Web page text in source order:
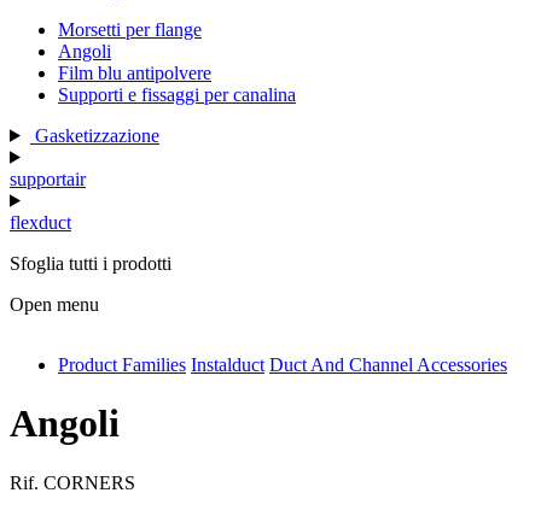
Morsetti per flange
Angoli
Film blu antipolvere
Supporti e fissaggi per canalina
Gasketizzazione
supportair
flexduct
Sfoglia tutti i prodotti
Open menu
antivib
isolfix
Product Families Instalduct Duct And Channel Accessories
Angoli
Rif. CORNERS